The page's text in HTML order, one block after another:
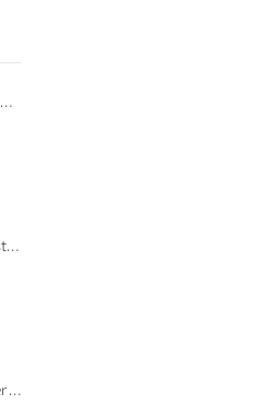
Koch Chemie Green Star Univerzal - Univerzální čistič
Koch Chemie Pol Star - čistič kůže, textilu a alcantary, objem 1 L
Koch Chemie Cockpit Super Pflege - ošetření vnitřních plastů, objem: 1 L